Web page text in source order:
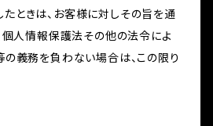
ときは、お客様に対しその旨を通
、個人情報保護法その他の法令によ
の義務を負わない場合は、この限り